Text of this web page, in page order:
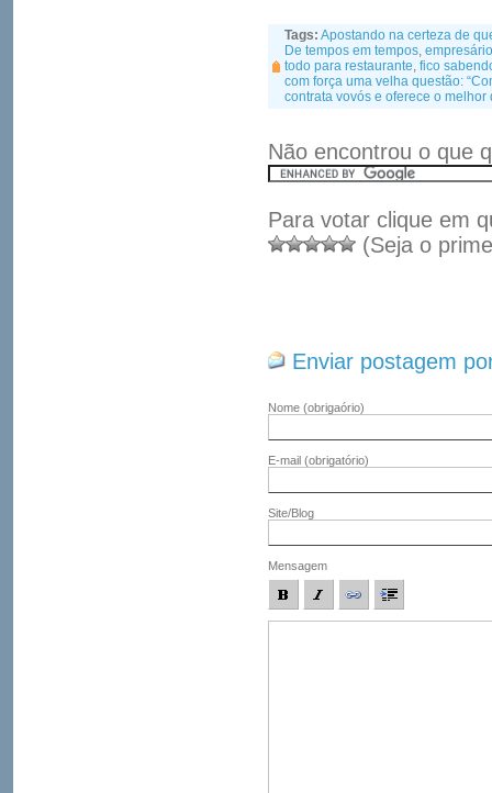
Tags: Apostando na certeza de
De tempos em tempos,
todo para restaurante, fico
com força uma velha questão:
contrata vovós e oferece o
Não encontrou o que
Para votar clique em
(Seja o
Enviar postagem
Nome (obrigaório)
E-mail (obrigatório)
Site/Blog
Mensagem